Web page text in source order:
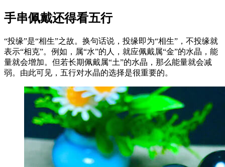
手串佩戴还得看五行
“投缘”是“相生”之故。换句话说，投缘即为“相生”，不投缘就
表示“相克”。例如，属“水”的人，就应佩戴属“金”的水晶，能
量就会增加。但若长期佩戴属“土”的水晶，那么能量就会减
弱。由此可见，五行对水晶的选择是很重要的。